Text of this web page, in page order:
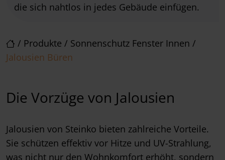
/ Produkte / Sonnenschutz Fenster Innen /
Jalousien Büren
die sich nahtlos in jedes Gebäude einfügen.
Die Vorzüge von Jalousien
Jalousien von Steinko bieten zahlreiche Vorteile.
Sie schützen effektiv vor Hitze und UV-Strahlung,
was nicht nur den Wohnkomfort erhöht, sondern